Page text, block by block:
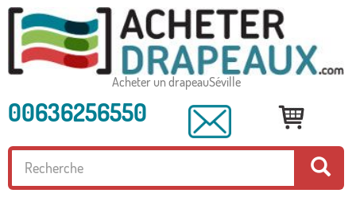
Acheter un drapeauSéville
00636256550